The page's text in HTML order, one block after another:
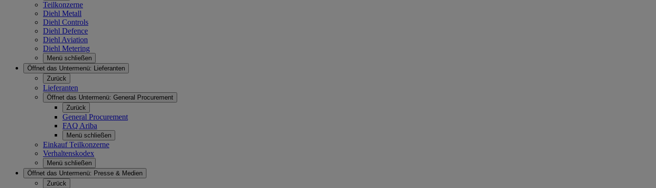
Teilkonzerne
Diehl Metall
Diehl Controls
Diehl Defence
Diehl Aviation
Diehl Metering
Menü schließen
Öffnet das Untermenü: Lieferanten
Zurück
Lieferanten
Öffnet das Untermenü: General Procurement
Zurück
General Procurement
FAQ Ariba
Menü schließen
Einkauf Teilkonzerne
Verhaltenskodex
Menü schließen
Öffnet das Untermenü: Presse & Medien
Zurück